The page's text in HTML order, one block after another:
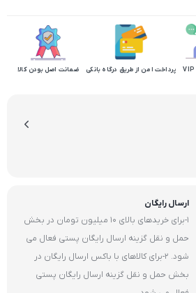
پرداخت امن از طریق درگاه بانکی ضمانت اصل بودن کالا
ارسال رایگان
1-برای خریدهای بالای 10 میلیون تومان در بخش
حمل و نقل گزینه ارسال رایگان پستی فعال می
شود. 2-برای کالاهای با باکس ارسال رایگان در
بخش حمل و نقل گزینه ارسال رایگان پستی